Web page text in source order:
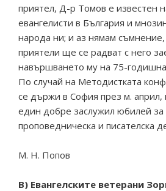
приятел, Д-р Томов е известен
евангелисти в България и
народа ни; и аз нямам
приятели ще се радват с него
навършването му на 75-
По случай на Методистката
се държи в София през м. април,
един добре заслужил юбилей
проповедническа и писателска
М. Н. Попов
В) Евангелските ветерани